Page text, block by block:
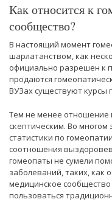
Как относится к
сообщество?
В настоящий момент
шарлатанством, как
официально разрешен к
продаются
ВУЗах существуют курсы
Тем не менее отношение
скептическим. Во многом
статистики по
соотношения
гомеопаты не сумели
заболеваний, таких, как
медицинское
пользоваться